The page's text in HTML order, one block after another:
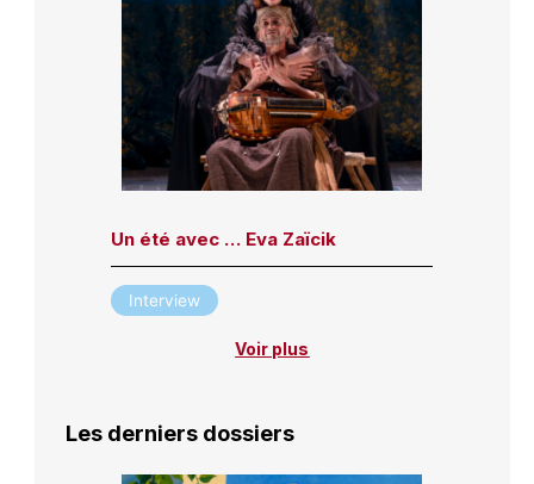
Un été avec … Eva Zaïcik
Interview
Voir plus
Les derniers dossiers